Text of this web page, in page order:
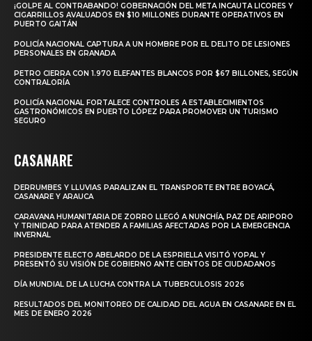
¡GOLPE AL CONTRABANDO! GOBERNACIÓN DEL META INCAUTA LICORES Y
CIGARRILLOS AVALUADOS EN $10 MILLONES DURANTE OPERATIVOS EN
PUERTO GAITÁN
POLICÍA NACIONAL CAPTURA A UN HOMBRE POR EL DELITO DE LESIONES
PERSONALES EN GRANADA
PETRO CIERRA CON 1.970 ELEFANTES BLANCOS POR $67 BILLONES, SEGÚN
CONTRALORÍA
POLICÍA NACIONAL FORTALECE CONTROLES A ESTABLECIMIENTOS
GASTRONÓMICOS EN PUERTO LÓPEZ PARA PROMOVER UN TURISMO
SEGURO
CASANARE
DERRUMBES Y LLUVIAS PARALIZAN EL TRANSPORTE ENTRE BOYACÁ,
CASANARE Y ARAUCA
CARAVANA HUMANITARIA DE ZORRO LLEGÓ A NUNCHÍA, PAZ DE ARIPORO
Y TRINIDAD PARA ATENDER A FAMILIAS AFECTADAS POR LA EMERGENCIA
INVERNAL
PRESIDENTE ELECTO ABELARDO DE LA ESPRIELLA VISITÓ YOPAL Y
PRESENTÓ SU VISIÓN DE GOBIERNO ANTE CIENTOS DE CIUDADANOS
DÍA MUNDIAL DE LA LUCHA CONTRA LA TUBERCULOSIS 2026
RESULTADOS DEL MONITOREO DE CALIDAD DEL AGUA EN CASANARE EN EL
MES DE ENERO 2026